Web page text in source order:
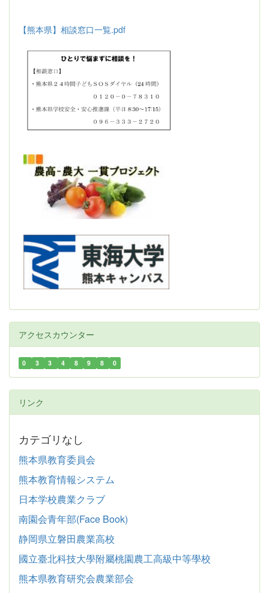
【熊本県】相談窓口一覧.pdf
アクセスカウンター
0 3 3 4 8 9 8 0
リンク
カテゴリなし
熊本県教育委員会
熊本教育情報システム
日本学校農業クラブ
南園会青年部(Face Book)
静岡県立磐田農業高校
國立臺北科技大學附屬桃園農工高級中等學校
熊本県教育研究会農業部会